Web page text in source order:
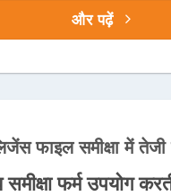
और पढ़ें
फाइल समीक्षा में तेजी
समीक्षा फर्म उपयोग